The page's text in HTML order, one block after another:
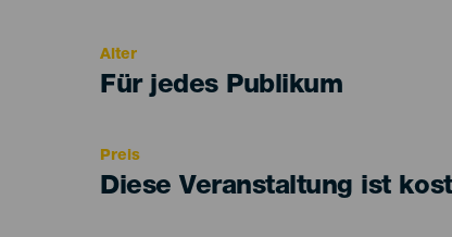
Alter
Edad
Für jedes Publikum
Preis
Diese Veranstaltung ist